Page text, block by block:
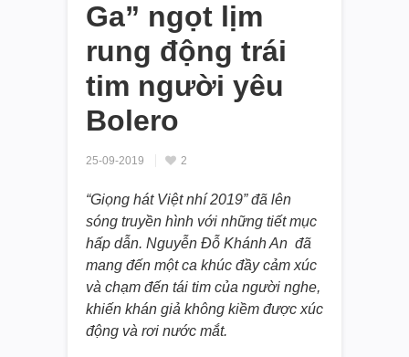
Ga” ngọt lịm
rung động trái
tim người yêu
Bolero
25-09-2019 2
“Giọng hát Việt nhí 2019” đã lên
sóng truyền hình với những tiết mục
hấp dẫn. Nguyễn Đỗ Khánh An đã
mang đến một ca khúc đầy cảm xúc
và chạm đến tái tim của người nghe,
khiến khán giả không kiềm được xúc
động và rơi nước mắt.